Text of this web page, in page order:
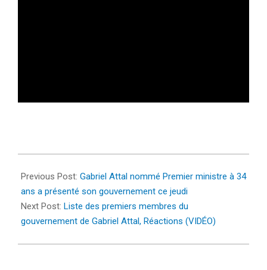
01-
12
Previous Post: Gabriel Attal nommé Premier ministre à 34
ans a présenté son gouvernement ce jeudi
Next Post: Liste des premiers membres du
gouvernement de Gabriel Attal, Réactions (VIDÉO)